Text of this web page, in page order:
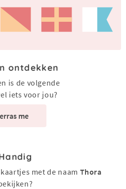
ontdekken
is de volgende
iets voor jou?
me
met de naam Thora